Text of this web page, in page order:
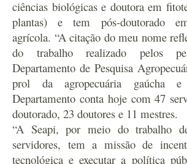
ciências biológicas e doutora em
plantas) e tem pós-doutorado
agrícola. “A citação do meu nome
do trabalho realizado pelos
Departamento de Pesquisa
prol da agropecuária gaúcha
Departamento conta hoje com 47
doutorado, 23 doutores e 11 mestres.
“A Seapi, por meio do trabalho
servidores, tem a missão de
tecnológica e executar a política